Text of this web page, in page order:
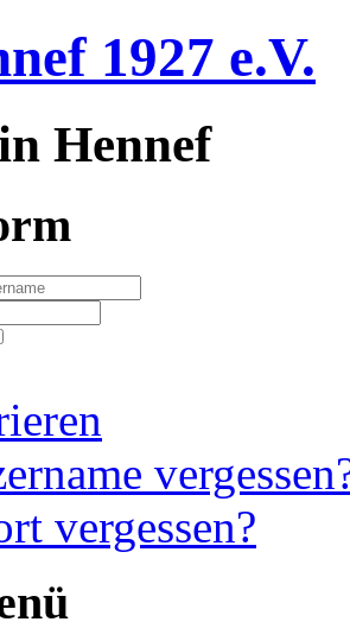
1927 e.V.
Hennef
vergessen?